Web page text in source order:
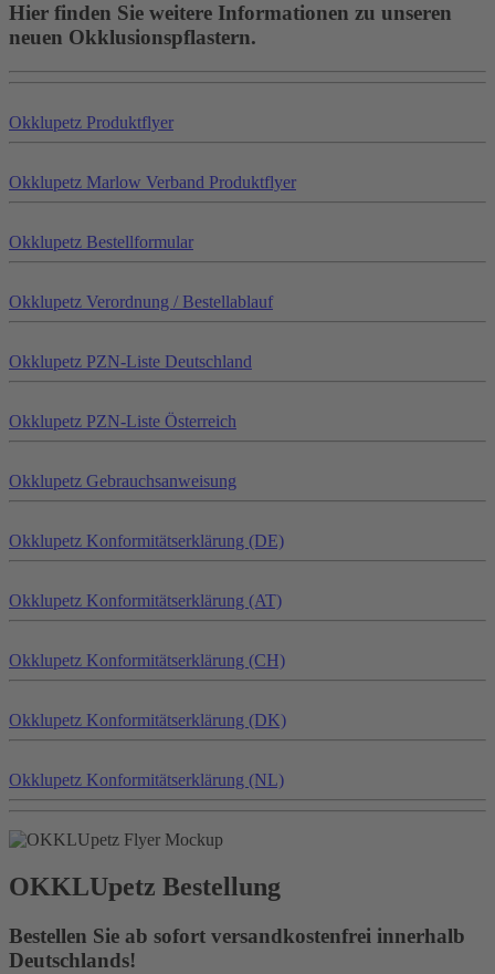
Hier finden Sie weitere Informationen zu unseren
neuen Okklusionspflastern.
Okklupetz Produktflyer
Okklupetz Marlow Verband Produktflyer
Okklupetz Bestellformular
Okklupetz Verordnung / Bestellablauf
Okklupetz PZN-Liste Deutschland
Okklupetz PZN-Liste Österreich
Okklupetz Gebrauchsanweisung
Okklupetz Konformitätserklärung (DE)
Okklupetz Konformitätserklärung (AT)
Okklupetz Konformitätserklärung (CH)
Okklupetz Konformitätserklärung (DK)
Okklupetz Konformitätserklärung (NL)
OKKLUpetz Bestellung
Bestellen Sie ab sofort versandkostenfrei innerhalb
Deutschlands!